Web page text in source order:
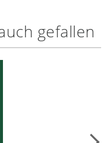
gefallen